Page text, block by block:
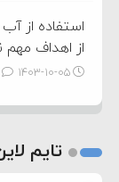
استفاده از
از اهداف مهم
۱۴۰۳-۱۰-۰۵
تایم